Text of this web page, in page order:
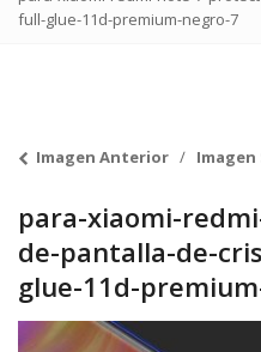
full-glue-11d-premium-negro-7
Imagen Anterior
para-xiaomi-
de-pantalla-de-
glue-11d-